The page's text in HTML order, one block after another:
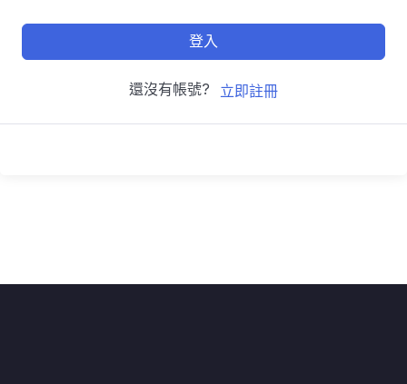
登入
還沒有帳號? 立即註冊